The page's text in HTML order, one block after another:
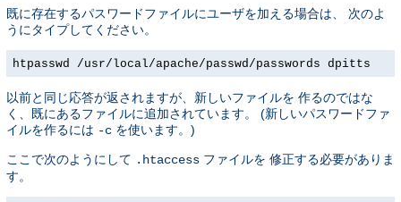
既に存在するパスワードファイルにユーザを加える場合は、 次のよ
うにタイプしてください。
htpasswd /usr/local/apache/passwd/passwords dpitts
以前と同じ応答が返されますが、新しいファイルを 作るのではな
く、既にあるファイルに追加されています。 (新しいパスワードファ
イルを作るには -c を使います。)
ここで次のようにして .htaccess ファイルを 修正する必要がありま
す。